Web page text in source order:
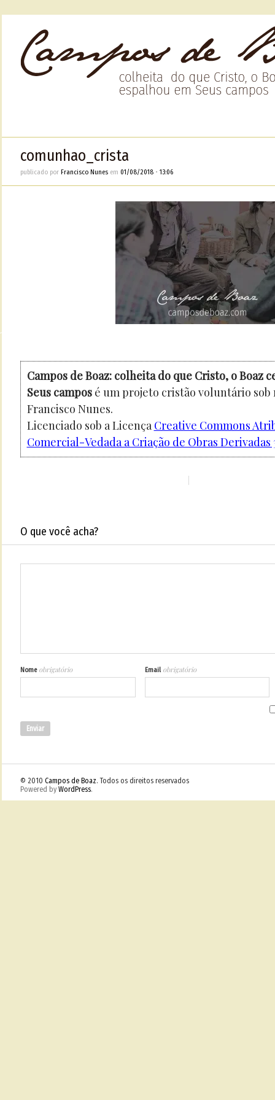
comunhao_crista
publicado por Francisco Nunesem 01/08/2018• 13:06
Campos de Boaz: colheita do que Cristo, o Boaz
Seus camposé um projeto cristão voluntário sob
Francisco Nunes.
Licenciado sob a Licença Creative Commons
Comercial-Vedada a Criação de Obras Derivadas
O que você acha?
Nome obrigatório Email obrigatório
© 2010 Campos de Boaz. Todos os direitos reservados
Powered by WordPress.